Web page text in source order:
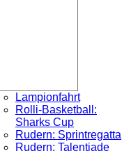
Lampionfahrt
Rolli-Basketball:
Sharks Cup
Rudern: Sprintregatta
Rudern: Talentiade